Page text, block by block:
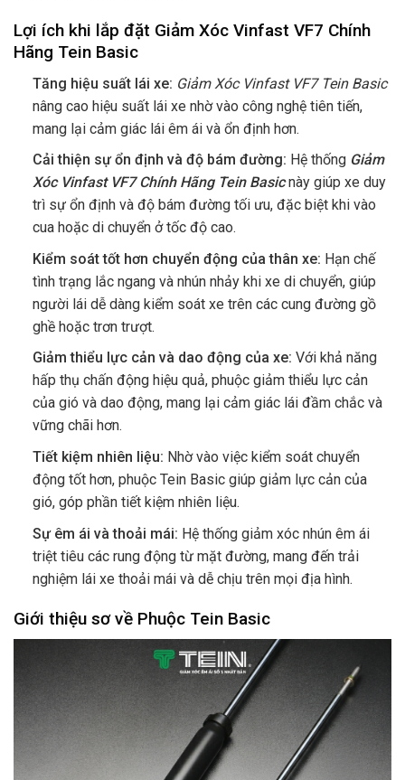
Lợi ích khi lắp đặt Giảm Xóc Vinfast VF7 Chính
Hãng Tein Basic
Tăng hiệu suất lái xe: Giảm Xóc Vinfast VF7 Tein Basic
nâng cao hiệu suất lái xe nhờ vào công nghệ tiên tiến,
mang lại cảm giác lái êm ái và ổn định hơn.
Cải thiện sự ổn định và độ bám đường: Hệ thống Giảm
Xóc Vinfast VF7 Chính Hãng Tein Basicnày giúp xe duy
trì sự ổn định và độ bám đường tối ưu, đặc biệt khi vào
cua hoặc di chuyển ở tốc độ cao.
Kiểm soát tốt hơn chuyển động của thân xe: Hạn chế
tình trạng lắc ngang và nhún nhảy khi xe di chuyển, giúp
người lái dễ dàng kiểm soát xe trên các cung đường gồ
ghề hoặc trơn trượt.
Giảm thiểu lực cản và dao động của xe: Với khả năng
hấp thụ chấn động hiệu quả, phuộc giảm thiểu lực cản
của gió và dao động, mang lại cảm giác lái đầm chắc và
vững chãi hơn.
Tiết kiệm nhiên liệu: Nhờ vào việc kiểm soát chuyển
động tốt hơn, phuộc Tein Basic giúp giảm lực cản của
gió, góp phần tiết kiệm nhiên liệu.
Sự êm ái và thoải mái: Hệ thống giảm xóc nhún êm ái
triệt tiêu các rung động từ mặt đường, mang đến trải
nghiệm lái xe thoải mái và dễ chịu trên mọi địa hình.
Giới thiệu sơ về Phuộc Tein Basic